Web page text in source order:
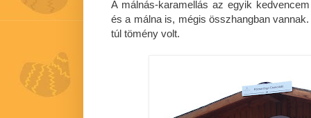
A málnás-karamellás az egyik
és a málna is, mégis összhangban
túl tömény volt.